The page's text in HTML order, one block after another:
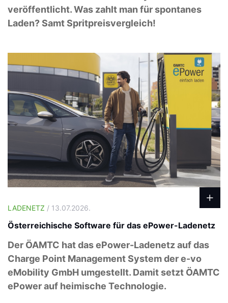
veröffentlicht. Was zahlt man für spontanes
Laden? Samt Spritpreisvergleich!
LADENETZ / 13.07.2026.
Österreichische Software für das ePower-Ladenetz
Der ÖAMTC hat das ePower-Ladenetz auf das
Charge Point Management System der e-vo
eMobility GmbH umgestellt. Damit setzt ÖAMTC
ePower auf heimische Technologie.